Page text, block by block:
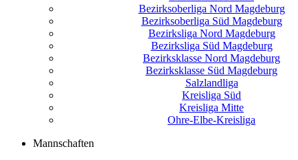
Bezirksoberliga Nord Magdeburg
Bezirksoberliga Süd Magdeburg
Bezirksliga Nord Magdeburg
Bezirksliga Süd Magdeburg
Bezirksklasse Nord Magdeburg
Bezirksklasse Süd Magdeburg
Salzlandliga
Kreisliga Süd
Kreisliga Mitte
Ohre-Elbe-Kreisliga
Mannschaften